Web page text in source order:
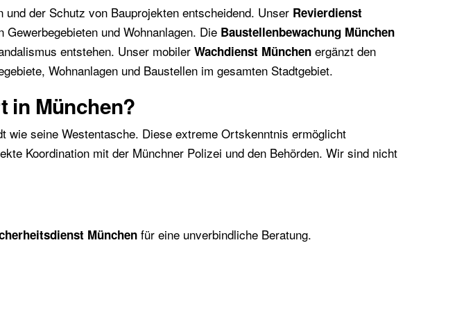
der Schutz von Bauprojekten entscheidend. Unser Revierdienst
und Wohnanlagen. Die Baustellenbewachung München
entstehen. Unser mobiler Wachdienst München ergänzt den
Wohnanlagen und Baustellen im gesamten Stadtgebiet.
in München?
wie seine Westentasche. Diese extreme Ortskenntnis ermöglicht
Koordination mit der Münchner Polizei und den Behörden. Wir sind nicht
München für eine unverbindliche Beratung.